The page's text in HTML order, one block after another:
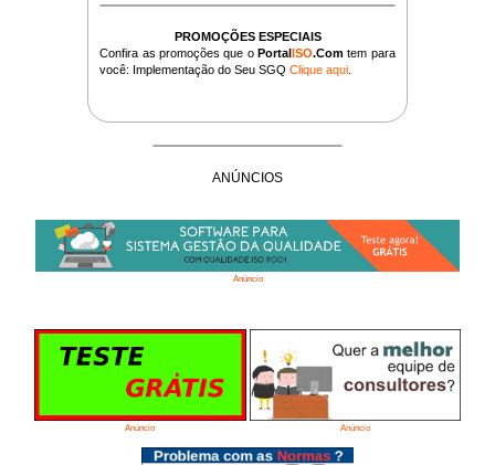
PROMOÇÕES ESPECIAIS
Confira as promoções que oPortalISO.Com tem para
você: Implementação do Seu SGQClique aqui
ANÚNCIOS
Anúncio
Anúncio Anúncio